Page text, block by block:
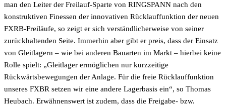
man den Leiter der Freilauf-Sparte von RINGSPANN nach den
konstruktiven Finessen der innovativen Rücklauffunktion der neuen
FXRB-Freiläufe, so zeigt er sich verständlicherweise von seiner
zurückhaltenden Seite. Immerhin aber gibt er preis, dass der Einsatz
von Gleitlagern – wie bei anderen Bauarten im Markt – hierbei keine
Rolle spielt: „Gleitlager ermöglichen nur kurzzeitige
Rückwärtsbewegungen der Anlage. Für die freie Rücklauffunktion
unseres FXBR setzen wir eine andere Lagerbasis ein“, so Thomas
Heubach. Erwähnenswert ist zudem, dass die Freigabe- bzw.